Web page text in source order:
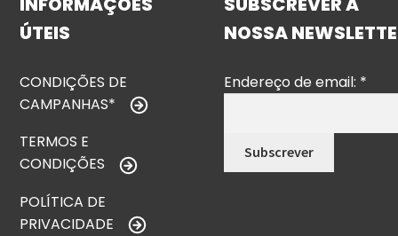
ÚTEIS
CONDIÇÕES DE
CAMPANHAS*
TERMOS E
CONDIÇÕES
POLÍTICA DE
PRIVACIDADE
NOSSA
Endereço de email: *